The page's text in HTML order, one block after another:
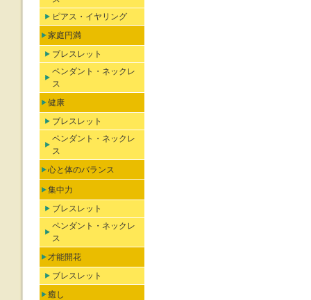
ピアス・イヤリング
家庭円満
ブレスレット
ペンダント・ネックレ
ス
健康
ブレスレット
ペンダント・ネックレ
ス
心と体のバランス
集中力
ブレスレット
ペンダント・ネックレ
ス
才能開花
ブレスレット
癒し